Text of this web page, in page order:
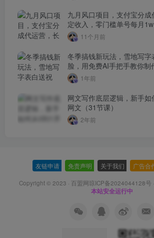
九月风口项目，支付宝分
定收入，零门槛单号每月1w
11个月前
冬季搞钱新玩法，雪地写字
脸，用免费AI手把手教你制
3.5w，接单到手软
1年前
网文写作底层逻辑，新手
网文（31节课）
2年前
友链申请 免责声明 关于我们 广告合
Copyright © 2023 · 百盟网琼ICP备2024044128号
本站安全运行中